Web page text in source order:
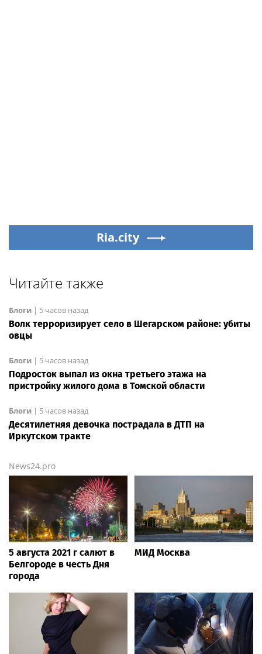
Ria.city
Читайте также
Блоги | 5 часов назад
Волк терроризирует село в Шегарском районе: убиты
овцы
Блоги | 5 часов назад
Подросток выпал из окна третьего этажа на
пристройку жилого дома в Томской области
Блоги | 5 часов назад
Десятилетняя девочка пострадала в ДТП на
Иркутском тракте
News24.pro
5 августа 2021 г салют в
Белгороде в честь Дня
города
МИД Москва